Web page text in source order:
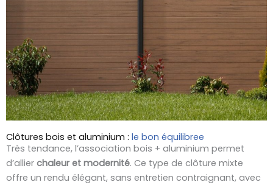
Clôtures bois et aluminium : le bon équilibree
Très tendance, l’association bois + aluminium permet
d’allier chaleur et modernité. Ce type de clôture mixte
offre un rendu élégant, sans entretien contraignant, avec